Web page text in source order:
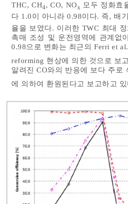
THC, CH4, CO, NOx 모두 정화효
다 1.0이 아니라 0.98이다. 즉, 배
율을 보였다. 이러한 TWC 최대
촉매 조성 및 운전영역에 관계없
0.98으로 변화는 최근의 Ferri et
reforming 현상에 의한 것으로 보
알려진 CO와의 반응에 보다 주로
에 의하여 환원된다고 보고하고 있